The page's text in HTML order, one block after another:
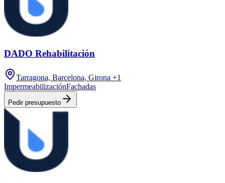
DADO Rehabilitación
Tarragona, Barcelona, Girona +1
ImpermeabilizaciónFachadas
Pedir presupuesto